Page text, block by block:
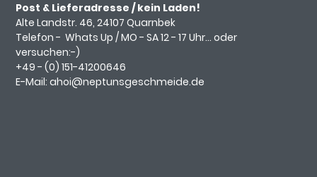
Post & Lieferadresse / kein Laden!
Alte Landstr. 46, 24107 Quarnbek
Telefon -Whats Up / MO - SA 12 - 17 Uhr... oder
versuchen:-)
+49 - (0)151-41200646
E-Mail:ahoi@neptunsgeschmeide.de